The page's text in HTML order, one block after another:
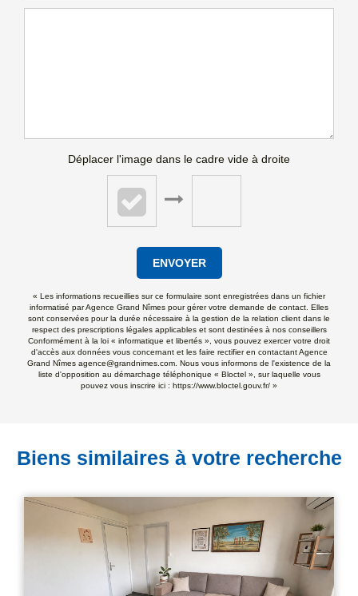
Déplacer l'image dans le cadre vide à droite
ENVOYER
« Les informations recueillies sur ce formulaire sont enregistrées dans un fichier
informatisé par Agence Grand Nîmes pour gérer votre demande de contact. Elles
sont conservées pour la durée nécessaire à la gestion de la relation client dans le
respect des prescriptions légales applicables et sont destinées à nos conseillers
Conformément à la loi « informatique et libertés », vous pouvez exercer votre droit
d'accès aux données vous concernant et les faire rectifier en contactant Agence
Grand Nîmes agence@grandnimes.com. Nous vous informons de l'existence de la
liste d'opposition au démarchage téléphonique « Bloctel », sur laquelle vous
pouvez vous inscrire ici : https://www.bloctel.gouv.fr/ »
Biens similaires à votre recherche